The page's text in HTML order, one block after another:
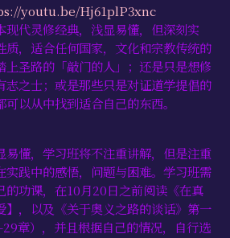
youtu.be/Hj61plP3xnc
现代灵修经典，浅显易懂，但深刻实
质，适合任何国家，文化和宗教传统的
上圣路的「敲门的人」；还是只是想修
志之士；或是那些只是对证道学提倡的
以从中找到适合自己的东西。
易懂，学习班将不注重讲解，但是注重
实践中的感悟，问题与困难。学习班需
的功课，在10月20日之前阅读《在真
】，以及《关于奥义之路的谈话》第一
章），并且根据自己的情况，自行选